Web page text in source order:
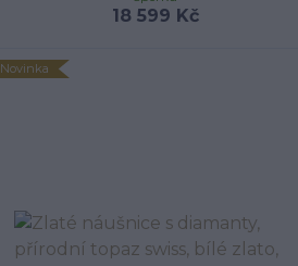
18 599 Kč
Novinka